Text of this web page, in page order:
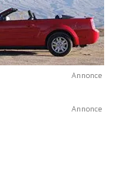
Annonce
Annonce